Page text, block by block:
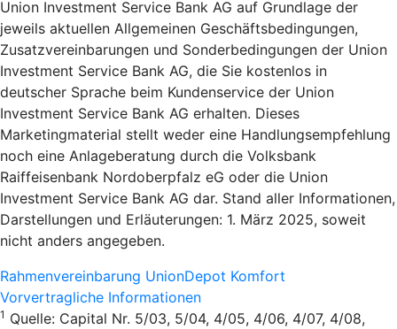
Union Investment Service Bank AG auf Grundlage der
jeweils aktuellen Allgemeinen Geschäftsbedingungen,
Zusatzvereinbarungen und Sonderbedingungen der Union
Investment Service Bank AG, die Sie kostenlos in
deutscher Sprache beim Kundenservice der Union
Investment Service Bank AG erhalten. Dieses
Marketingmaterial stellt weder eine Handlungsempfehlung
noch eine Anlageberatung durch die Volksbank
Raiffeisenbank Nordoberpfalz eG oder die Union
Investment Service Bank AG dar. Stand aller Informationen,
Darstellungen und Erläuterungen: 1. März 2025, soweit
nicht anders angegeben.
Rahmenvereinbarung UnionDepot Komfort
Vorvertragliche Informationen
1 Quelle: Capital Nr. 5/03, 5/04, 4/05, 4/06, 4/07, 4/08,